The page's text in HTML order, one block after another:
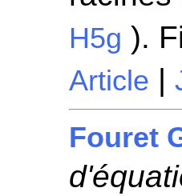
H5g ).
Article |
Fouret